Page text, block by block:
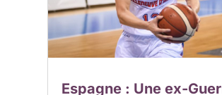
Espagne : Une ex-